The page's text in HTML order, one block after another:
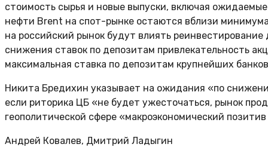
стоимость сырья и новые выпуски, включая
нефти Brent на спот-рынке остаются вблизи
на российский рынок будут влиять
снижения ставок по депозитам привлекательность
максимальная ставка по депозитам крупнейших
Никита Бредихин указывает на ожидания «по
если риторика ЦБ «не будет ужесточаться, рынок
геополитической сфере «макроэкономический
Андрей Ковалев, Дмитрий Ладыгин